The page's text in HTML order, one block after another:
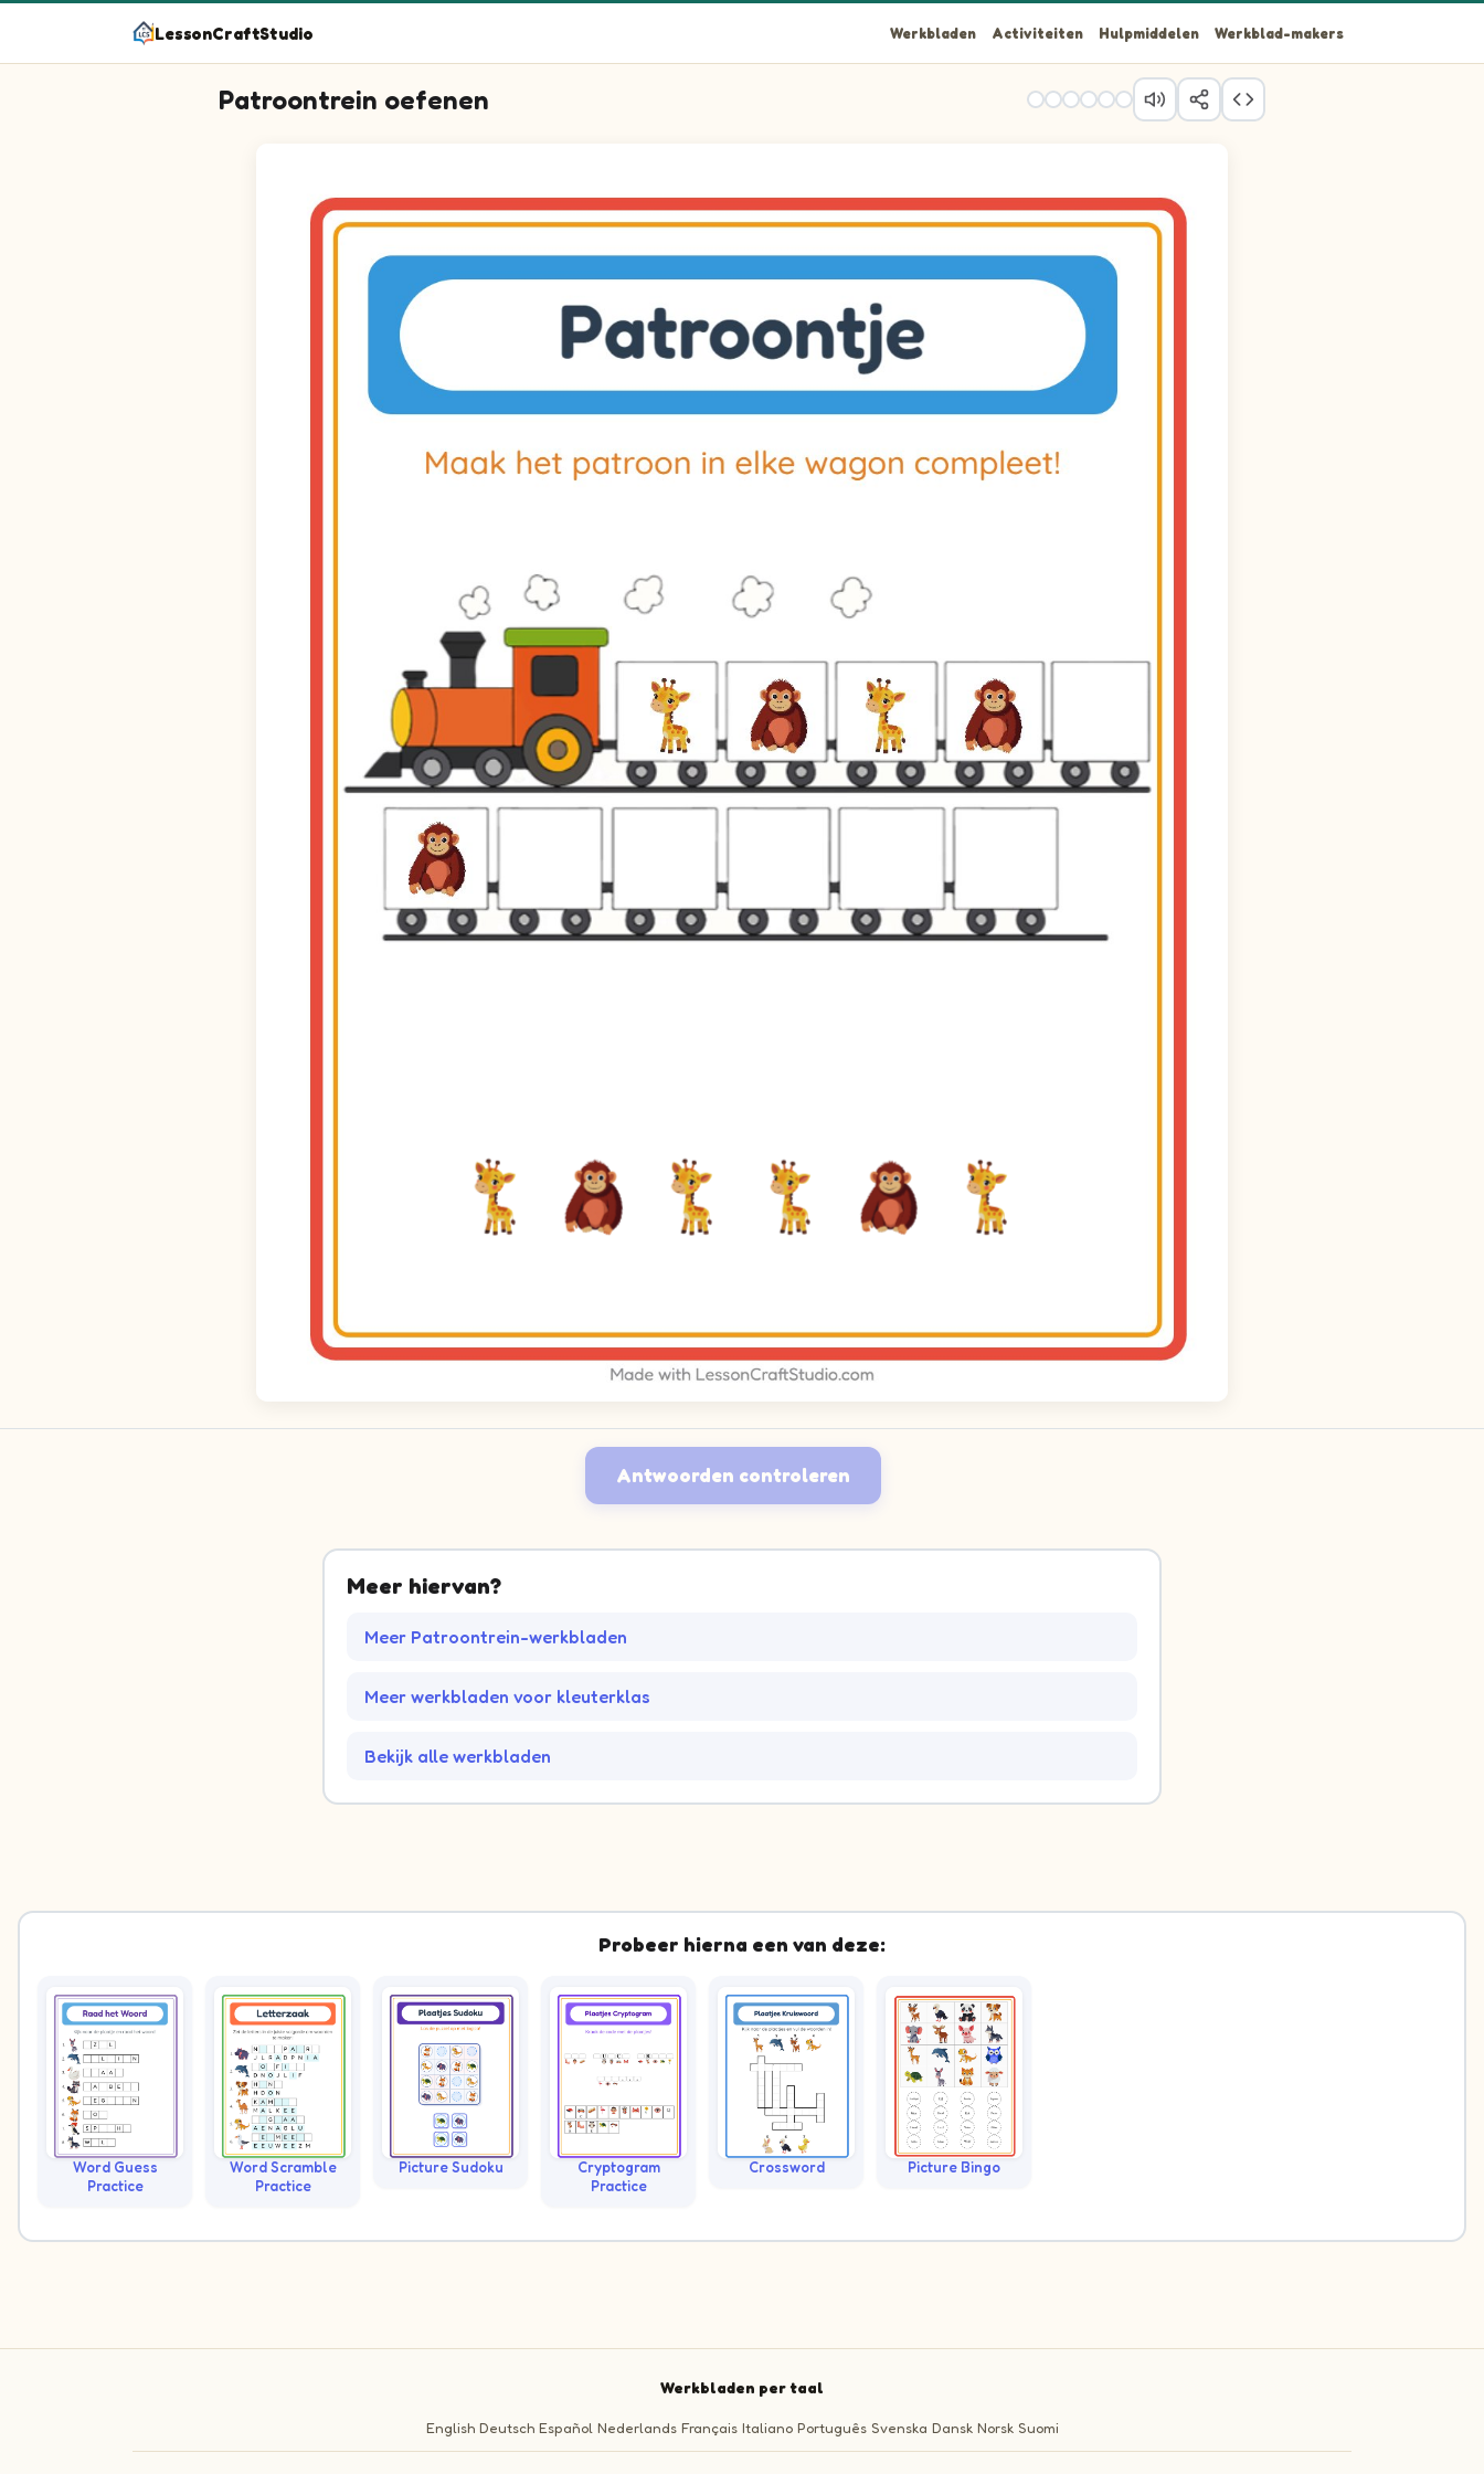
LessonCraftStudio Werkbladen Activiteiten Hulpmiddelen Werkblad-makers
Patroontrein oefenen
Vraag 3: de juiste afbeelding naar wagon 3 slepen om het patroon compleet te maken. Afbeeldingen: Giraffe en Orang-oetan.
Vraag 4: de juiste afbeelding naar wagon 4 slepen om het patroon compleet te maken. Afbeeldingen: Giraffe en Orang-oetan.
Vraag 5: de juiste afbeelding naar wagon 5 slepen om het patroon compleet te maken. Afbeeldingen: Giraffe en Orang-oetan.
Vraag 6: de juiste afbeelding naar wagon 6 slepen om het patroon compleet te maken. Afbeeldingen: Giraffe en Orang-oetan.
Antwoorden controleren
Meer hiervan?
Meer Patroontrein-werkbladen
Meer werkbladen voor kleuterklas
Bekijk alle werkbladen
Probeer hierna een van deze:
Word Guess
Practice
Word Scramble
Practice
Picture Sudoku
Cryptogram
Practice
Crossword Picture Bingo
Werkbladen per taal
English Deutsch Español Nederlands Français Italiano Português Svenska Dansk Norsk Suomi